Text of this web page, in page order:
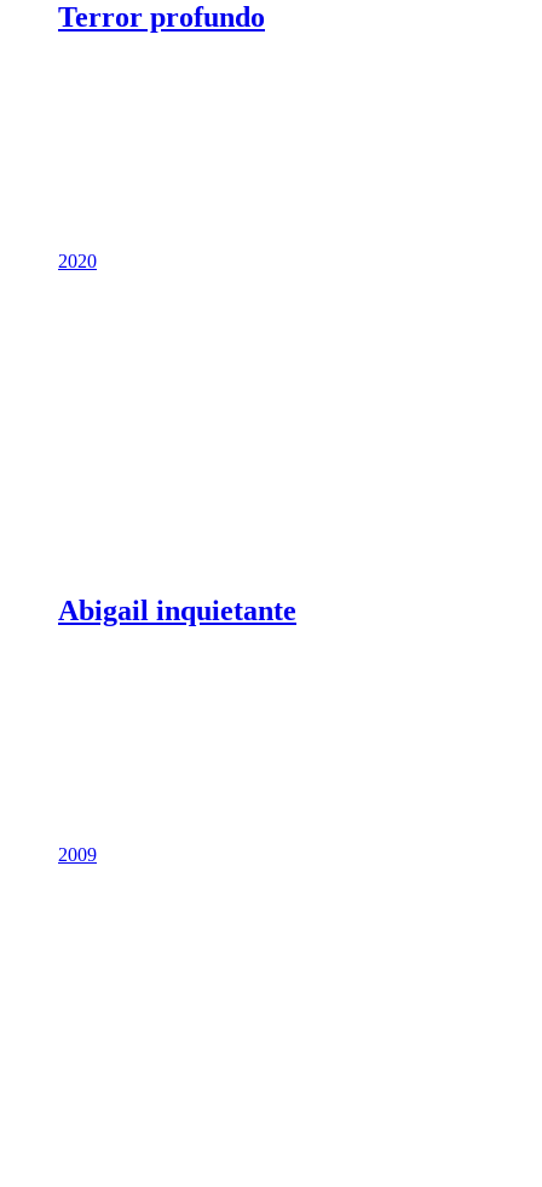
Terror profundo
2020
Abigail inquietante
2009